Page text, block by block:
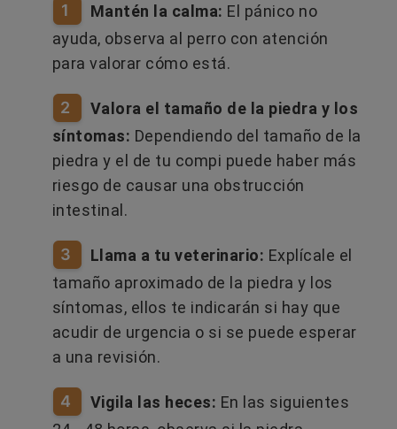
1 Mantén la calma: El pánico no
ayuda, observa al perro con atención
para valorar cómo está.
2
Valora el tamaño de la piedra y los
síntomas: Dependiendo del tamaño de la
piedra y el de tu compi puede haber más
riesgo de causar una obstrucción
intestinal.
3 Llama a tu veterinario: Explícale el
tamaño aproximado de la piedra y los
síntomas, ellos te indicarán si hay que
acudir de urgencia o si se puede esperar
a una revisión.
4 Vigila las heces: En las siguientes